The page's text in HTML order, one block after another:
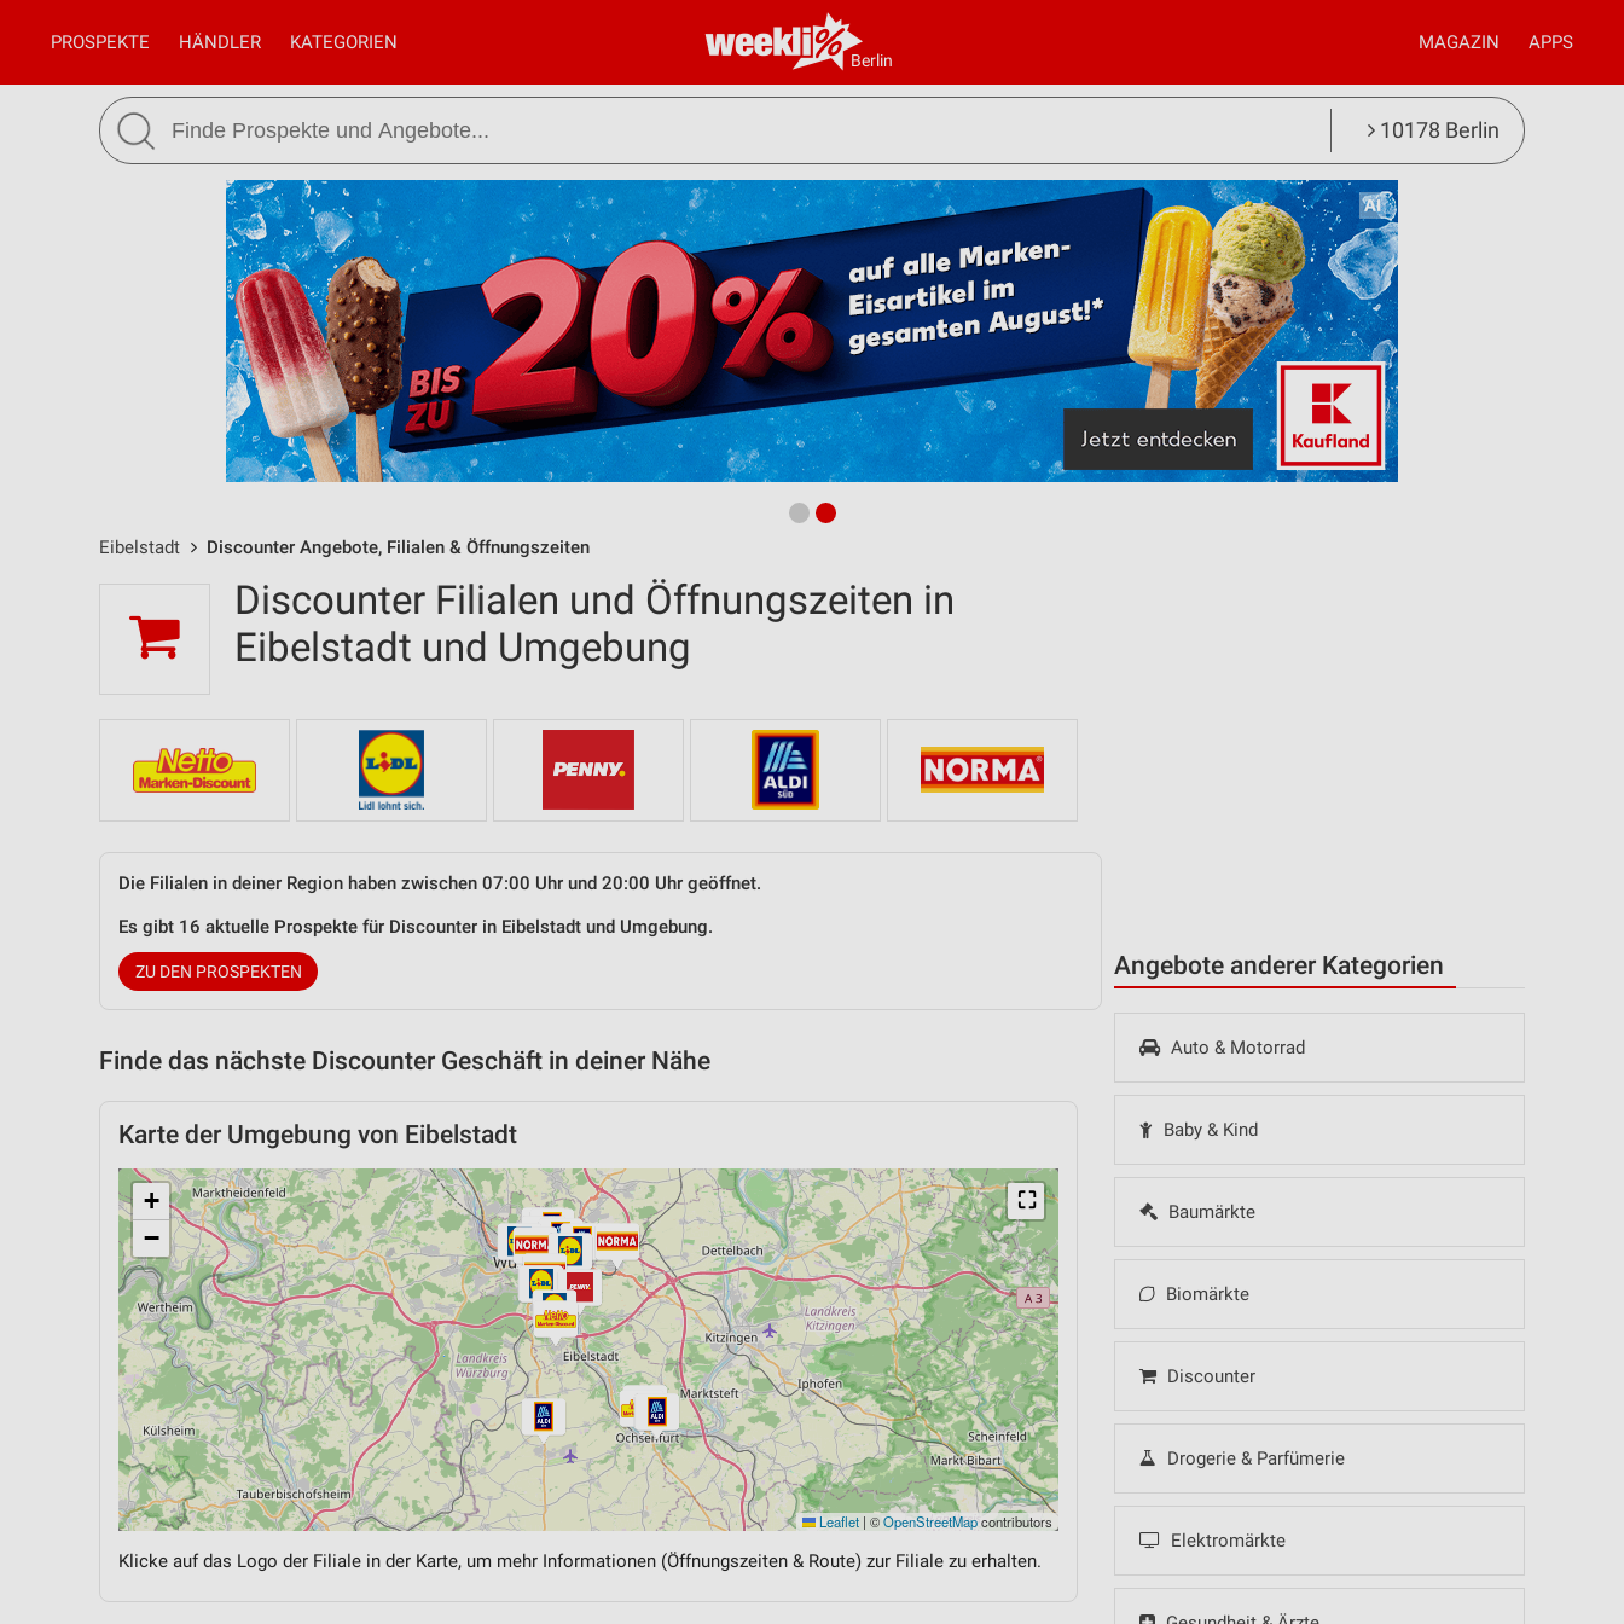
Berlin
PROSPEKTE HÄNDLER KATEGORIEN MAGAZIN APPS
10178 Berlin
Eibelstadt Discounter Angebote, Filialen & Öffnungszeiten
Angebote anderer Kategorien
Auto & Motorrad
Baby & Kind
Baumärkte
Biomärkte
Discounter
Drogerie & Parfümerie
Elektromärkte
Discounter Filialen und Öffnungszeiten in
Eibelstadt und Umgebung
Die Filialen in deiner Region haben zwischen 07:00 Uhr und 20:00 Uhr geöffnet.
Es gibt 16 aktuelle Prospekte für Discounter in Eibelstadt und Umgebung.
ZU DEN PROSPEKTEN
Finde das nächste Discounter Geschäft in deiner Nähe
Karte der Umgebung von Eibelstadt
⛶
+
−
Leaflet | ©OpenStreetMapcontributors
Klicke auf das Logo der Filiale in der Karte, um mehr Informationen (Öffnungszeiten & Route) zur Filiale zu erhalten.